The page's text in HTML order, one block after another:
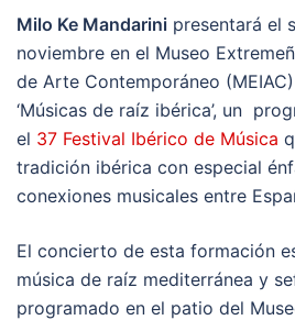
Milo Ke Mandarini presentará el
noviembre en el Museo
de Arte Contemporáneo
‘Músicas de raíz ibérica’, un
el 37 Festival Ibérico de Música
tradición ibérica con especial
conexiones musicales entre
El concierto de esta formación
música de raíz mediterránea y
programado en el patio del